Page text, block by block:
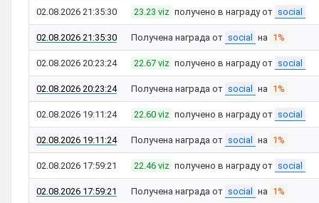
02.08.2026 21:35:30 23.23 viz получено в награду от social
02.08.2026 21:35:30 Получена награда от social на 1%
02.08.2026 20:23:24 22.67 viz получено в награду от social
02.08.2026 20:23:24 Получена награда от social на 1%
02.08.2026 19:11:24 22.60 viz получено в награду от social
02.08.2026 19:11:24 Получена награда от social на 1%
02.08.2026 17:59:21 22.46 viz получено в награду от social
02.08.2026 17:59:21 Получена награда от social на 1%